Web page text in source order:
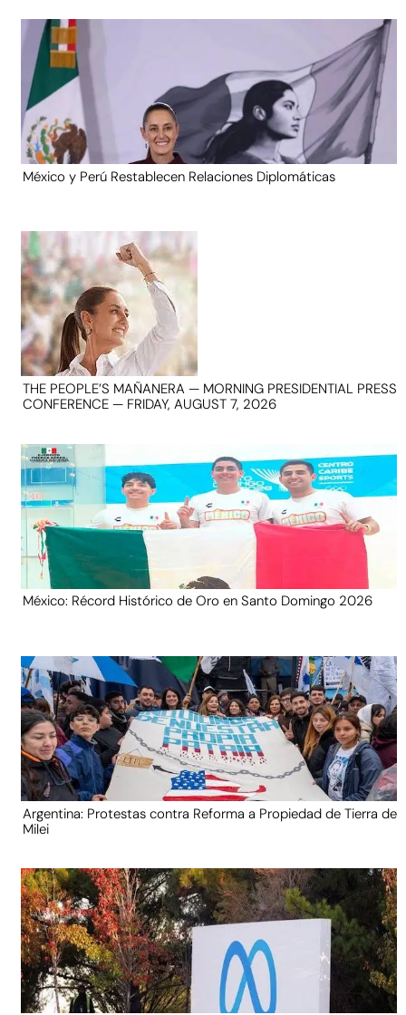
México y Perú Restablecen Relaciones Diplomáticas
THE PEOPLE’S MAÑANERA — MORNING PRESIDENTIAL PRESS
CONFERENCE — FRIDAY, AUGUST 7, 2026
México: Récord Histórico de Oro en Santo Domingo 2026
Argentina: Protestas contra Reforma a Propiedad de Tierra de
Milei